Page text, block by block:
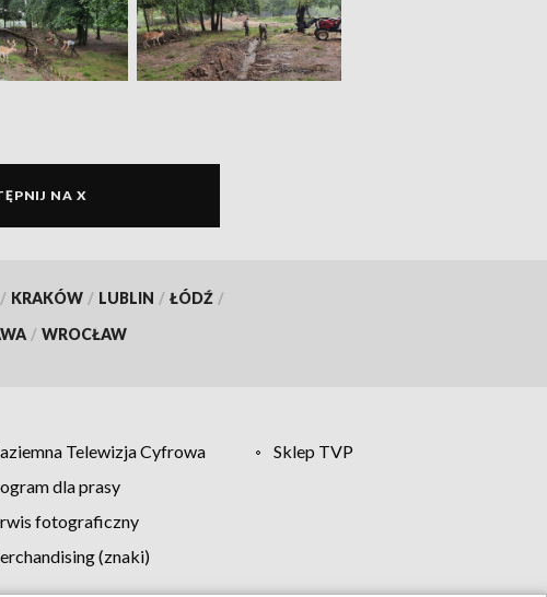
NA X
/ KRAKÓW / LUBLIN / ŁÓDŹ /
/ WROCŁAW
Telewizja Cyfrowa
Sklep TVP
dla prasy
fotograficzny
(znaki)